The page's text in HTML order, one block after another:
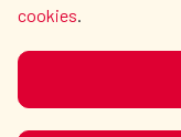
cookies.